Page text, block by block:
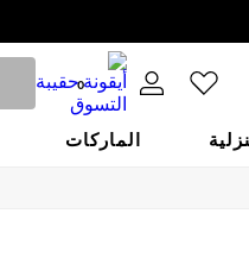
0
الماركات